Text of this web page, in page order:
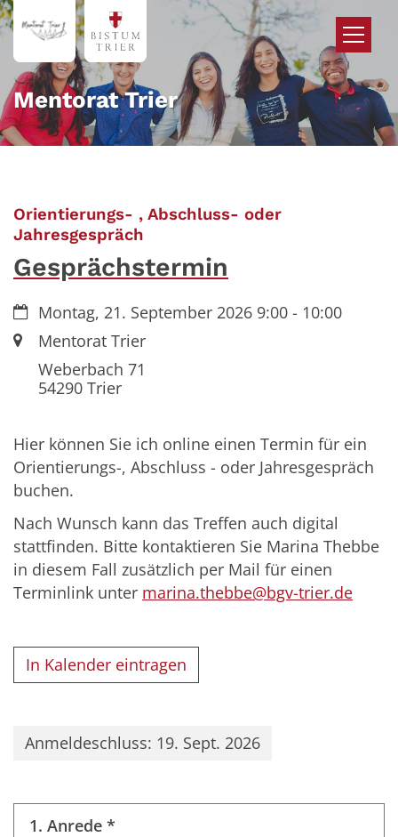
Zum Inhalt springen
Mentorat Trier
Orientierungs- , Abschluss- oder
Jahresgespräch
Gesprächstermin
Datum:Montag, 21. September 2026 9:00 - 10:00
Ort:Mentorat Trier
Weberbach 71
54290Trier
Hier können Sie ich online einen Termin für ein
Orientierungs-, Abschluss - oder Jahresgespräch
buchen.
Nach Wunsch kann das Treffen auch digital
stattfinden. Bitte kontaktieren Sie Marina Thebbe
in diesem Fall zusätzlich per Mail für einen
Terminlink unter marina.thebbe@bgv-trier.de
In Kalender eintragen
Anmeldeschluss: 19. Sept. 2026
1. Anrede *